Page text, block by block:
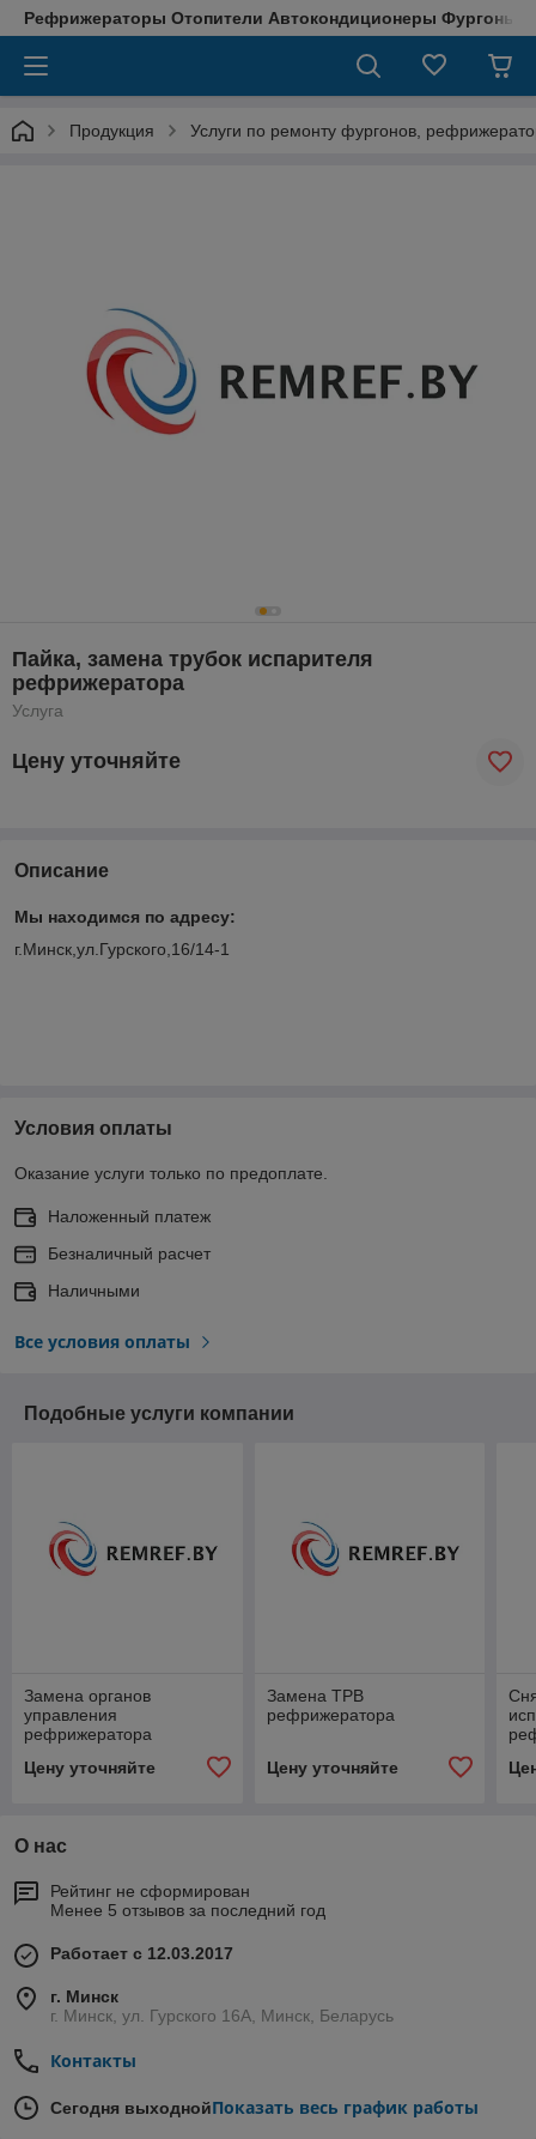
Рефрижераторы Отопители Автокондиционеры Фургоны
Продукция Услуги по ремонту фургонов,
Пайка, замена трубок испарителя
рефрижератора
Услуга
Цену уточняйте
Описание
Мы находимся по адресу:
г.Минск,ул.Гурского,16/14-1
Условия оплаты
Оказание услуги только по предоплате.
Наложенный платеж
Безналичный расчет
Наличными
Все условия оплаты
Подобные услуги компании
Замена органов
управления
рефрижератора
Цену уточняйте
Замена ТРВ
рефрижератора
Цену уточняйте
О нас
Рейтинг не сформирован
Менее 5 отзывов за последний год
Работает с 12.03.2017
г. Минск
г. Минск, ул. Гурского 16А, Минск, Беларусь
Контакты
Сегодня выходнойПоказать весь график работы